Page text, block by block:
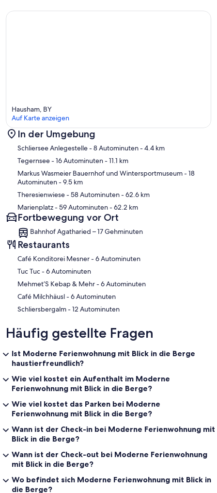
Karte
Hausham, BY
Auf Karte anzeigen
In der Umgebung
Schliersee Anlegestelle- 8 Autominuten- 4.4 km
Tegernsee- 16 Autominuten- 11.1 km
Markus Wasmeier Bauernhof und Wintersportmuseum- 18
Autominuten- 9.5 km
Theresienwiese- 58 Autominuten- 62.6 km
Marienplatz- 59 Autominuten- 62.2 km
Fortbewegung vor Ort
Bahnhof Agatharied – 17 Gehminuten
Restaurants
‪Café Konditorei Mesner - ‬6 Autominuten
‪Tuc Tuc - ‬6 Autominuten
‪Mehmet‘S Kebap & Mehr - ‬6 Autominuten
‪Café Milchhäusl - ‬6 Autominuten
‪Schliersbergalm - ‬12 Autominuten
Häufig gestellte Fragen
Ist Moderne Ferienwohnung mit Blick in die Berge
haustierfreundlich?
Wie viel kostet ein Aufenthalt im Moderne
Ferienwohnung mit Blick in die Berge?
Wie viel kostet das Parken bei Moderne
Ferienwohnung mit Blick in die Berge?
Wann ist der Check-in bei Moderne Ferienwohnung mit
Blick in die Berge?
Wann ist der Check-out bei Moderne Ferienwohnung
mit Blick in die Berge?
Wo befindet sich Moderne Ferienwohnung mit Blick in
die Berge?